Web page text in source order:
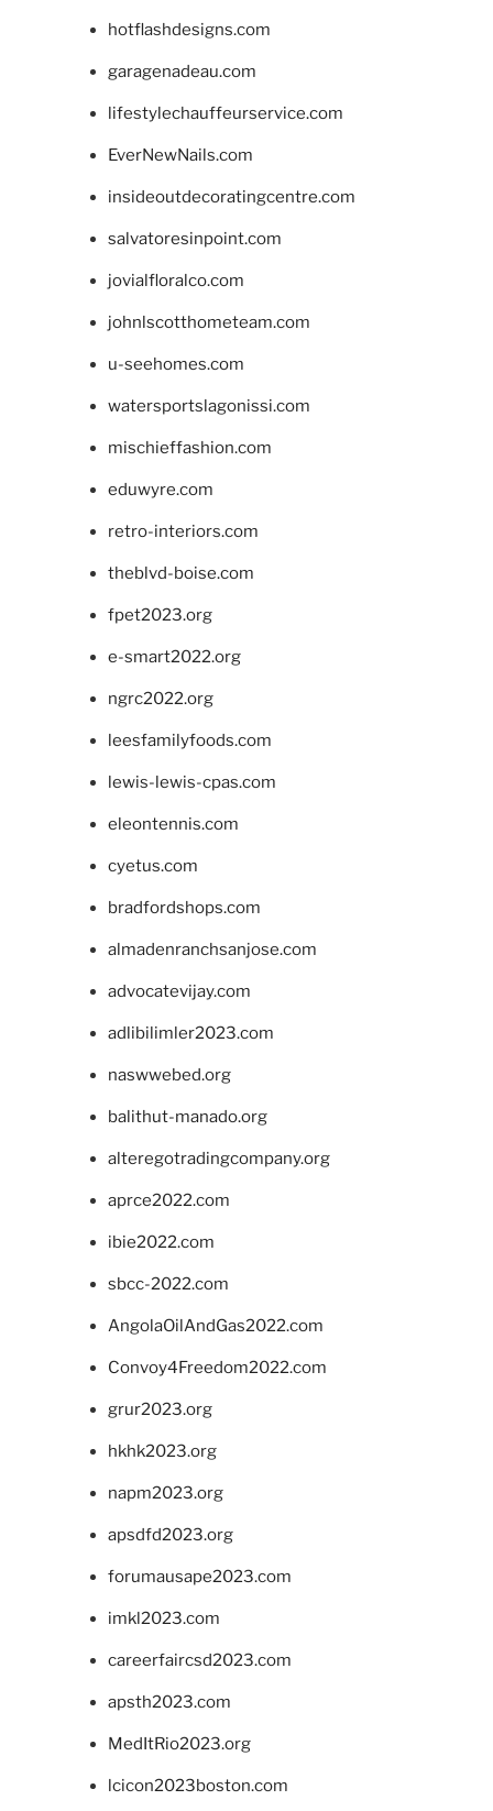
hotflashdesigns.com
garagenadeau.com
lifestylechauffeurservice.com
EverNewNails.com
insideoutdecoratingcentre.com
salvatoresinpoint.com
jovialfloralco.com
johnlscotthometeam.com
u-seehomes.com
watersportslagonissi.com
mischieffashion.com
eduwyre.com
retro-interiors.com
theblvd-boise.com
fpet2023.org
e-smart2022.org
ngrc2022.org
leesfamilyfoods.com
lewis-lewis-cpas.com
eleontennis.com
cyetus.com
bradfordshops.com
almadenranchsanjose.com
advocatevijay.com
adlibilimler2023.com
naswwebed.org
balithut-manado.org
alteregotradingcompany.org
aprce2022.com
ibie2022.com
sbcc-2022.com
AngolaOilAndGas2022.com
Convoy4Freedom2022.com
grur2023.org
hkhk2023.org
napm2023.org
apsdfd2023.org
forumausape2023.com
imkl2023.com
careerfaircsd2023.com
apsth2023.com
MedItRio2023.org
lcicon2023boston.com